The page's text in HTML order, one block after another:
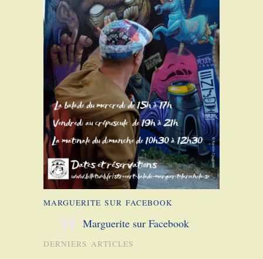
MARGUERITE SUR FACEBOOK
Marguerite sur Facebook
DERNIERS ARTICLES